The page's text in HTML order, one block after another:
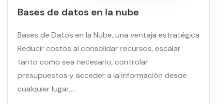
Bases de datos en la nube
Bases de Datos en la Nube, una ventaja estratégica
Reducir costos al consolidar recursos, escalar
tanto como sea necesario, controlar
presupuestos y acceder a la información desde
cualquier lugar,...